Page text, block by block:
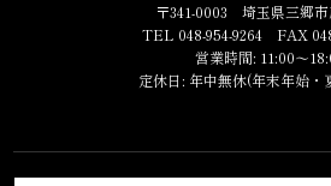
〒341-0003 埼玉県三郷市
TEL 048-954-9264 FAX
営業時間: 11:00～
定休日: 年中無休(年末年始・